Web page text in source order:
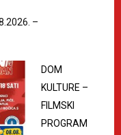
–
DOM
KULTURE –
FILMSKI
PROGRAM